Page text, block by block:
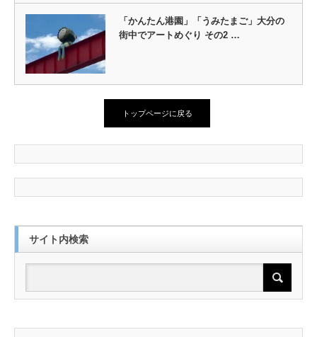
「かんたん港園」「うみたまご」大分の
街中でアートめぐり その2 …
トップページに戻る
サイト内検索